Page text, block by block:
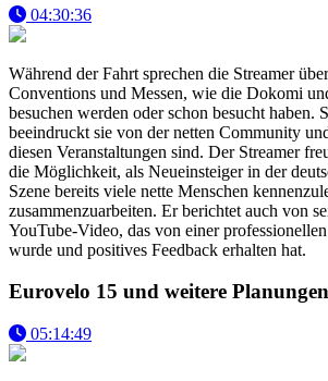
04:30:36
Während der Fahrt sprechen die Streamer
Conventions und Messen, wie die Dokomi
besuchen werden oder schon besucht haben.
beeindruckt sie von der netten Community
diesen Veranstaltungen sind. Der Streamer
die Möglichkeit, als Neueinsteiger in der
Szene bereits viele nette Menschen
zusammenzuarbeiten. Er berichtet auch von
YouTube-Video, das von einer
wurde und positives Feedback erhalten hat.
Eurovelo 15 und weitere Planungen
05:14:49